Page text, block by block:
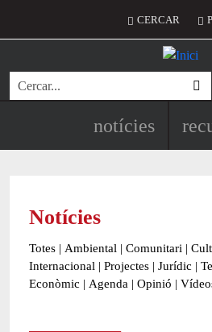
Menú del
CERCAR
Cerca
Navegació
notícies
Notícies
Totes | Ambiental | Comunitari |
Internacional | Projectes | Jurídic |
Econòmic | Agenda | Opinió |